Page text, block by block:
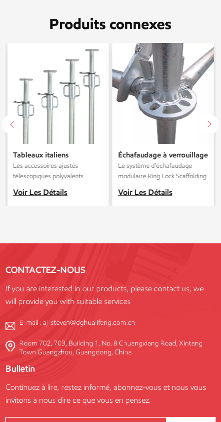
Produits connexes
Tableaux italiens
galvanisés en acier
télescopique
Les accessoires ajustés
télescopiques polyvalents
de projets de construction,
Voir Les Détails
Échafaudage à verrouillage
annulaire Layher galvanisé
Q345 haute résistance,
Le système d'échafaudage
modulaire Ring Lock Scaffolding
performance destiné aux projets
aux exigences de chaque projet.
Voir Les Détails
CONTACTEZ-NOUS
If you are interested in our products, please contact us, we
will provide you with suitable services
E-mail :aj-steven@dghualifeng.com.cn
Room 702, 703, Building 1, No. 8 Chuangxiang Road, Xintang
Town Guangzhou, Guangdong, China
Bulletin
Continuez à lire, restez informé, abonnez-vous et nous vous
invitons à nous dire ce que vous en pensez.